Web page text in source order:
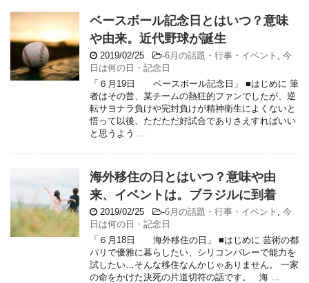
ベースボール記念日とはいつ？意味
や由来。近代野球が誕生
2019/02/25 -6月の話題・行事・イベント , 今
日は何の日・記念日
「６月19日 ベースボール記念日」 ■はじめに 筆
者はその昔、某チームの熱狂的ファンでしたが、逆
転サヨナラ負けや完封負けが精神衛生によくないと
悟って以後、ただただ好試合でありさえすればいい
と思うよう ...
海外移住の日とはいつ？意味や由
来、イベントは。ブラジルに到着
2019/02/25 -6月の話題・行事・イベント , 今
日は何の日・記念日
「６月18日 海外移住の日」 ■はじめに 芸術の都
パリで優雅に暮らしたい、シリコンバレーで能力を
試したい…そんな移住なんかじゃありません。 一家
の命をかけた決死の片道切符の話です。 海 ...